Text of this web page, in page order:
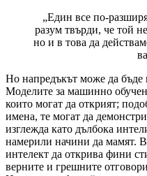
„Един все по-
разум твърди, че той
но и в това да
Но напредъкът може да бъде
Моделите за машинно
които могат да открият;
имена, те могат да
изглежда като дълбока
намерили начини да мамят.
интелект да открива фини
верните и грешните